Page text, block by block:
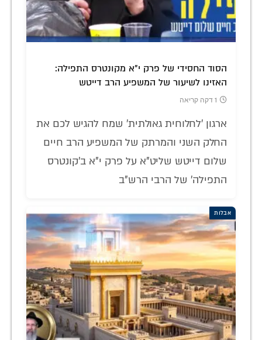
הסוד החסידי של פרק י"א מקונטרס התפילה:
האזינו לשיעור של המשפיע הרב דייטש
1 דקה קריאה
ארגון 'לחלוחית גאולתית' שמח להגיש לכם את
החלק השני והמרתק של המשפיע הרב חיים
שלום דייטש שליט"א על פרק י"א ב'קונטרס
התפילה' של הרבי הרש"ב
אבלות